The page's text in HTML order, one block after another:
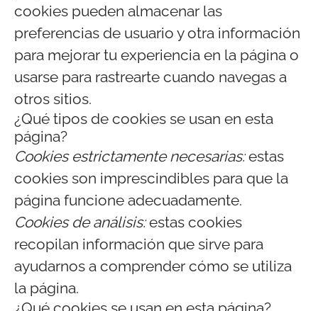
cookies pueden almacenar las
preferencias de usuario y otra información
para mejorar tu experiencia en la página o
usarse para rastrearte cuando navegas a
otros sitios.
¿Qué tipos de cookies se usan en esta
página?
Cookies estrictamente necesarias:estas
cookies son imprescindibles para que la
página funcione adecuadamente.
Cookies de análisis:estas cookies
recopilan información que sirve para
ayudarnos a comprender cómo se utiliza
la página.